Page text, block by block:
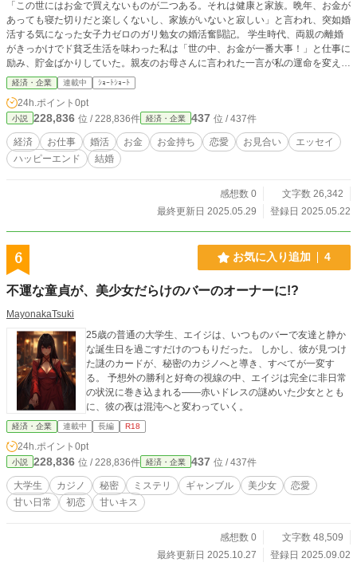
「この世にはお金で買えないものが二つある。それは健康と家族。晩年、お金が
あっても寝た切りだと楽しくないし、家族がいないと寂しい」と言われ、突如婚
活する気になった女子力ゼロのガリ勉女の婚活奮闘記。 学生時代、両親の離婚
がきっかけでド貧乏生活を味わった私は「世の中、お金が一番大事！」と仕事に
励み、貯金ばかりしていた。親友のお母さんに言われた一言が私の運命を変えて
いく。
経済・企業 連載中 ｼｮｰﾄｼｮｰﾄ
24h.ポイント 0pt
小説 228,836 位 / 228,836件 経済・企業 437 位 / 437件
経済 お仕事 婚活 お金 お金持ち 恋愛 お見合い
エッセイ
ハッピーエンド
結婚
感想数 0
文字数 26,342
最終更新日 2025.05.29
登録日 2025.05.22
6 お気に入り追加 4
不運な童貞が、美少女だらけのバーのオーナーに!?
MayonakaTsuki
25歳の普通の大学生、エイジは、いつものバーで友達と静か
な誕生日を過ごすだけのつもりだった。 しかし、彼が見つけ
た謎のカードが、秘密のカジノへと導き、すべてが一変す
る。 予想外の勝利と好奇の視線の中、エイジは完全に非日常
の状況に巻き込まれる――赤いドレスの謎めいた少女ととも
に、彼の夜は混沌へと変わっていく。
経済・企業 連載中 長編 R18
24h.ポイント 0pt
小説 228,836 位 / 228,836件 経済・企業 437 位 / 437件
大学生 カジノ 秘密 ミステリ ギャンブル 美少女
恋愛
甘い日常
初恋 甘いキス
感想数 0
文字数 48,509
最終更新日 2025.10.27
登録日 2025.09.02